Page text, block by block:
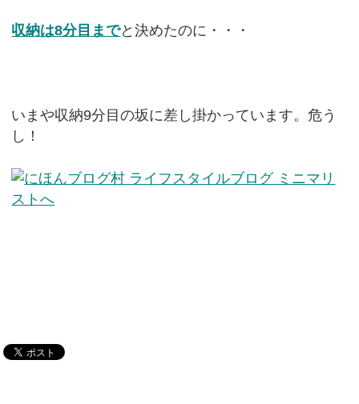
収納は8分目までと決めたのに・・・
いまや収納9分目の坂に差し掛かっています。危う
し！